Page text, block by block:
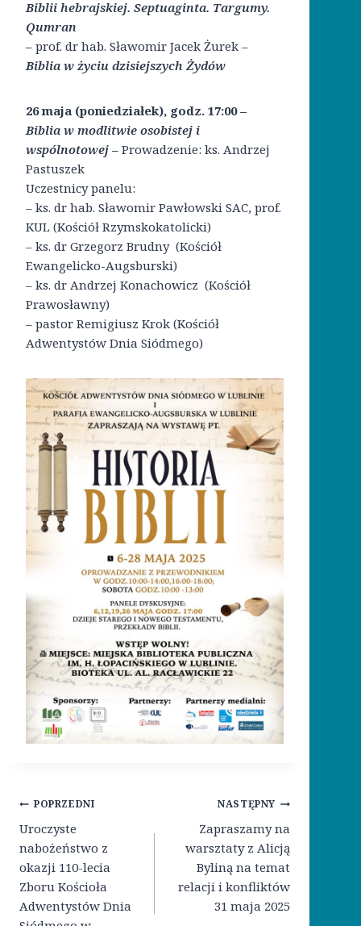
Biblii hebrajskiej. Septuaginta. Targumy.
Qumran
– prof. dr hab. Sławomir Jacek Żurek –
Biblia w życiu dzisiejszych Żydów
26 maja (poniedziałek), godz. 17:00–
Biblia w modlitwie osobistej i
wspólnotowej – Prowadzenie: ks. Andrzej
Pastuszek
Uczestnicy panelu:
– ks. dr hab. Sławomir Pawłowski SAC, prof.
KUL (Kościół Rzymskokatolicki)
– ks. dr Grzegorz Brudny (Kościół
Ewangelicko-Augsburski)
– ks. dr Andrzej Konachowicz (Kościół
Prawosławny)
– pastor Remigiusz Krok (Kościół
Adwentystów Dnia Siódmego)
Nawigacja
wpisu
POPRZEDNI
Uroczyste
nabożeństwo z
okazji 110-lecia
Zboru Kościoła
Adwentystów Dnia
NASTĘPNY
Zapraszamy na
warsztaty z Alicją
Byliną na temat
relacji i konfliktów
31 maja 2025